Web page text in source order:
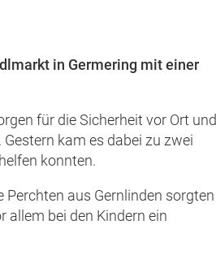
in Germering mit einer
für die Sicherheit vor Ort und
kam es dabei zu zwei
konnten.
Perchten aus Gernlinden sorgten
allem bei den Kindern ein